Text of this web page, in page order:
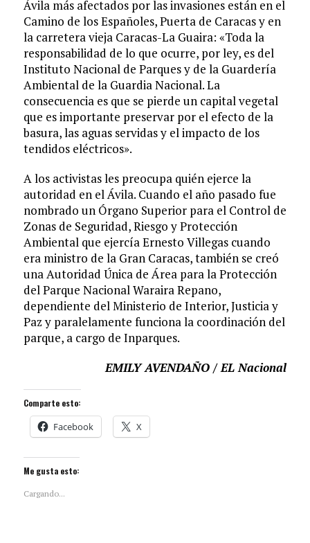
Ávila más afectados por las invasiones están en el
Camino de los Españoles, Puerta de Caracas y en
la carretera vieja Caracas-La Guaira: «Toda la
responsabilidad de lo que ocurre, por ley, es del
Instituto Nacional de Parques y de la Guardería
Ambiental de la Guardia Nacional. La
consecuencia es que se pierde un capital vegetal
que es importante preservar por el efecto de la
basura, las aguas servidas y el impacto de los
tendidos eléctricos».
A los activistas les preocupa quién ejerce la
autoridad en el Ávila. Cuando el año pasado fue
nombrado un Órgano Superior para el Control de
Zonas de Seguridad, Riesgo y Protección
Ambiental ­que ejercía Ernesto Villegas cuando
era ministro de la Gran Caracas­, también se creó
una Autoridad Única de Área para la Protección
del Parque Nacional Waraira Repano,
dependiente del Ministerio de Interior, Justicia y
Paz y paralelamente funciona la coordinación del
parque, a cargo de Inparques.
EMILY AVENDAÑO / EL Nacional
Comparte esto:
Facebook X
Me gusta esto:
Cargando...